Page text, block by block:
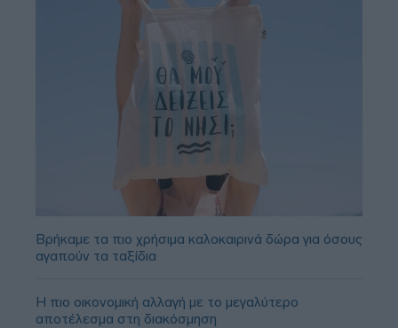
Βρήκαμε τα πιο χρήσιμα καλοκαιρινά δώρα για όσους
αγαπούν τα ταξίδια
Η πιο οικονομική αλλαγή με το μεγαλύτερο
αποτέλεσμα στη διακόσμηση